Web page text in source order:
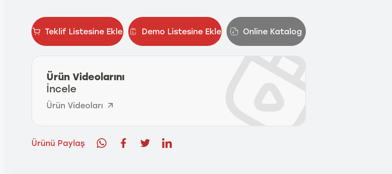
Teklif Listesine Ekle Demo Listesine Ekle Online Katalog
Ürün Videolarını
İncele
Ürün Videoları
Ürünü Paylaş